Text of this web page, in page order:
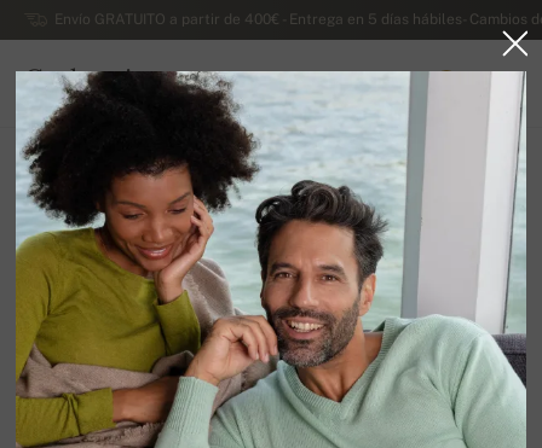
Envío GRATUITO a partir de 400€ - Entrega en 5 días hábiles- Cambios
Cachemira
ESPAÑA
Ir a la página principal Rebajas